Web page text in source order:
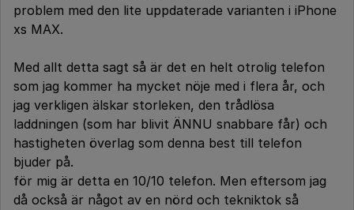
problem med den lite uppdaterade varianten i iPhone
xs MAX.
Med allt detta sagt så är det en helt otrolig telefon
som jag kommer ha mycket nöje med i flera år, och
jag verkligen älskar storleken, den trådlösa
laddningen (som har blivit ÄNNU snabbare får) och
hastigheten överlag som denna best till telefon
bjuder på.
för mig är detta en 10/10 telefon. Men eftersom jag
då också är något av en nörd och tekniktok så